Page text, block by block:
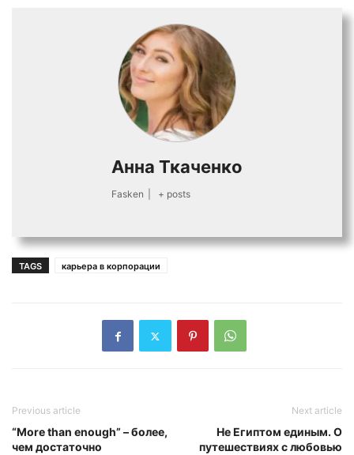
Анна Ткаченко
Fasken + posts
TAGS карьера в корпорации
Previous article
“More than enough” – более,
чем достаточно
Next article
Не Египтом единым. О
путешествиях с любовью